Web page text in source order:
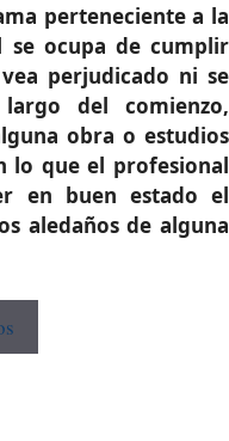
perteneciente a la
se ocupa de cumplir
perjudicado ni se
del comienzo,
obra o estudios
lo que el profesional
en buen estado el
aledaños de alguna